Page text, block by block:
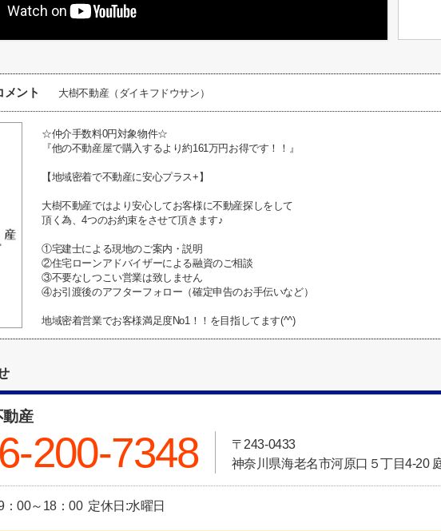
メント 大樹不動産（ダイキフドウサン）
☆仲介手数料0円対象物件☆
『他の不動産屋で購入するより約161万円お得です！！』
【地域密着で不動産に安心プラス+】
大樹不動産ではより安心してお客様に不動産探しをして
頂く為、4つのお約束をさせて頂きます♪
①宅建士による現地のご案内・説明
②住宅ローンアドバイザーによる融資のご相談
③不要なしつこい営業は致しません
④お引渡後のアフターフォロー（確定申告のお手伝いなど）
地域密着営業でお客様満足度No1！！を目指してます(^^)
動産
200-7348
〒243-0433
神奈川県海老名市河原口５丁目4-20
：00～18：00 定休日:水曜日